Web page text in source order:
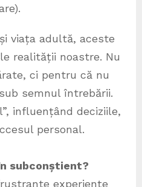
viața adultă, aceste
realității noastre. Nu
ci pentru că nu
semnul întrebării.
influențând deciziile,
personal.
subconștient?
experiențe